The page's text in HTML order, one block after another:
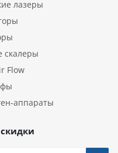
лазеры
скалеры
Flow
аппараты